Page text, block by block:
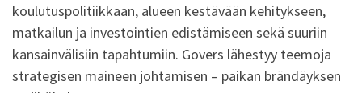
koulutuspolitiikkaan, alueen kestävään kehitykseen,
matkailun ja investointien edistämiseen sekä suuriin
kansainvälisiin tapahtumiin. Govers lähestyy teemoja
strategisen maineen johtamisen – paikan brändäyksen